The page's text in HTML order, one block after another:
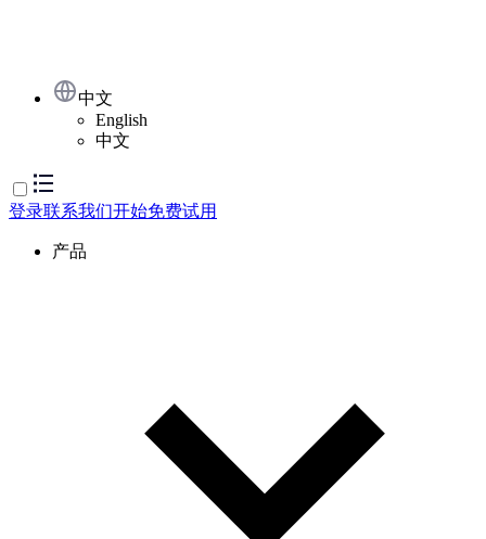
中文
English
中文
登录联系我们开始免费试用
产品